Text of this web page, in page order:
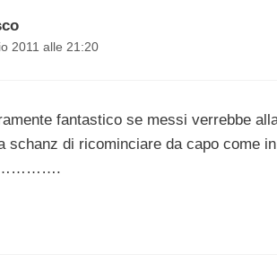
2011 alle 21:20
fantastico se messi verrebbe
schanz di ricominciare da capo come